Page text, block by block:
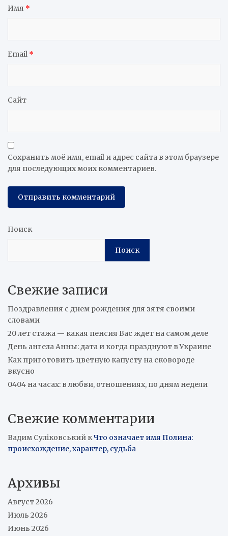
Имя *
Email *
Сайт
Сохранить моё имя, email и адрес сайта в этом браузере
для последующих моих комментариев.
Поиск
Поиск
Свежие записи
Поздравления с днем рождения для зятя своими
словами
20 лет стажа — какая пенсия Вас ждет на самом деле
День ангела Анны: дата и когда празднуют в Украине
Как приготовить цветную капусту на сковороде
вкусно
0404 на часах: в любви, отношениях, по дням недели
Свежие комментарии
Вадим Суліковський кЧто означает имя Полина:
происхождение, характер, судьба
Архивы
Август 2026
Июль 2026
Июнь 2026